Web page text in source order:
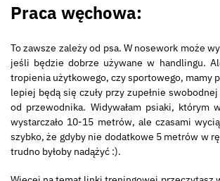
Praca węchowa:
To zawsze zależy od psa. W nosework może
jeśli będzie dobrze używane w handlingu.
tropienia użytkowego, czy sportowego, mamy
lepiej będą się czuły przy zupełnie
od przewodnika. Widywałam psiaki, którym
wystarczało 10-15 metrów, ale czasami
szybko, że gdyby nie dodatkowe 5 metrów w
trudno byłoby nadążyć :).